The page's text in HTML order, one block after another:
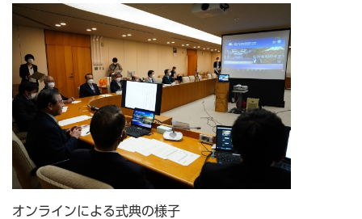
オンラインによる式典の様子